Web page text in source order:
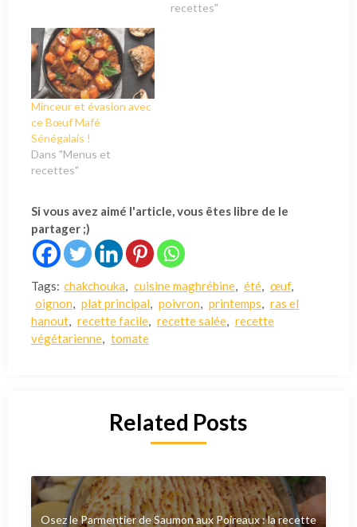
recettes"
Minceur et évasion avec
ce Bœuf Mafé
Sénégalais !
Dans "Menus et
recettes"
Si vous avez aimé l'article, vous êtes libre de le
partager ;)
Tags: chakchouka, cuisine maghrébine, été, œuf,
oignon, plat principal, poivron, printemps, ras el
hanout, recette facile, recette salée, recette
végétarienne, tomate
Related Posts
Osez le Parmentier de Saumon aux Poireaux : la recette